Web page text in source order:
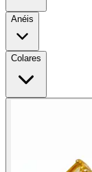
Anéis
Colares